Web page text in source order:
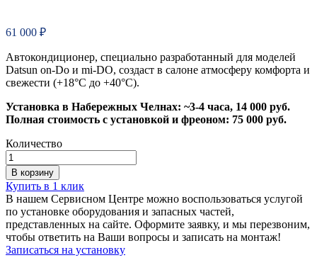
61 000 ₽
Автокондиционер, специально разработанный для моделей
Datsun on-Do и mi-DO, создаст в салоне атмосферу комфорта и
свежести (+18°C до +40°C).
Установка в Набережных Челнах: ~3-4 часа, 14 000 руб.
Полная стоимость с установкой и фреоном: 75 000 руб.
Количество
Автокондиционер
для
Datsun
on-
Do
и
Datsun
mi-
DO
В корзину
Купить в 1 клик
В нашем Сервисном Центре можно воспользоваться услугой
по установке оборудования и запасных частей,
представленных на сайте. Оформите заявку, и мы перезвоним,
чтобы ответить на Ваши вопросы и записать на монтаж!
Записаться на установку